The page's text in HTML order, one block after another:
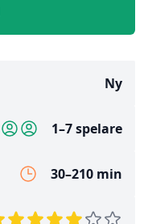
Ny
1–7 spelare
30–210 min